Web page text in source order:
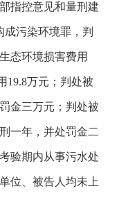
指控意见和量刑建
污染环境罪，判
态环境损害费用
19.8万元；判处被
金三万元；判处被
一年，并处罚金二
验期内从事污水处
位、被告人均未上